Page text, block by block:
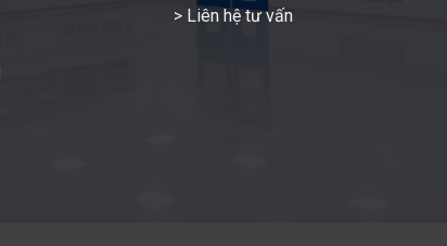
> Liên hệ tư vấn